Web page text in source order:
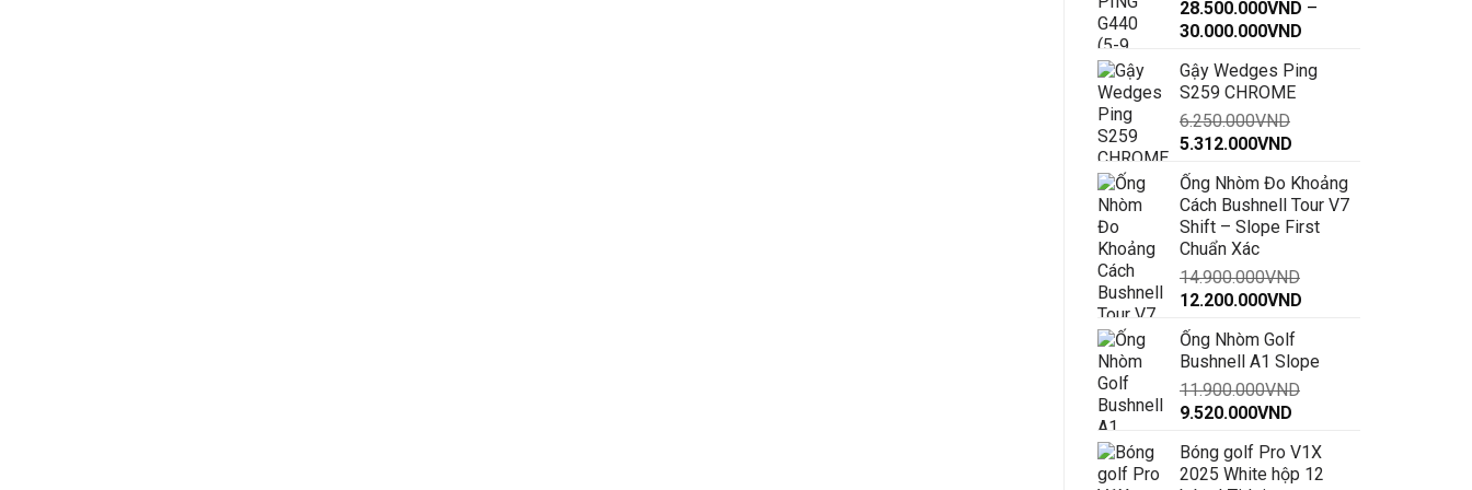
28.500.000VND –
30.000.000VND
từ
Gậy Wedges Ping
S259 CHROME
6.250.000VND
Giá
là:
6.250.000VND.
5.312.000VND
tại
là:
5.312.000VND.
Ống Nhòm Đo Khoảng
Cách Bushnell Tour V7
Shift – Slope First
Chuẩn Xác
14.900.000VND
Giá
là:
14.900.000VND.
12.200.000VND
là:
Ống Nhòm Golf
Bushnell A1 Slope
11.900.000VND
Giá
là:
11.900.000VND.
9.520.000VND
tại
là:
Bóng golf Pro V1X
2025 White hộp 12